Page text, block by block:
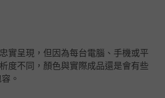
實呈現，但因為每台電腦、手機或平
度不同，顏色與實際成品還是會有些
。